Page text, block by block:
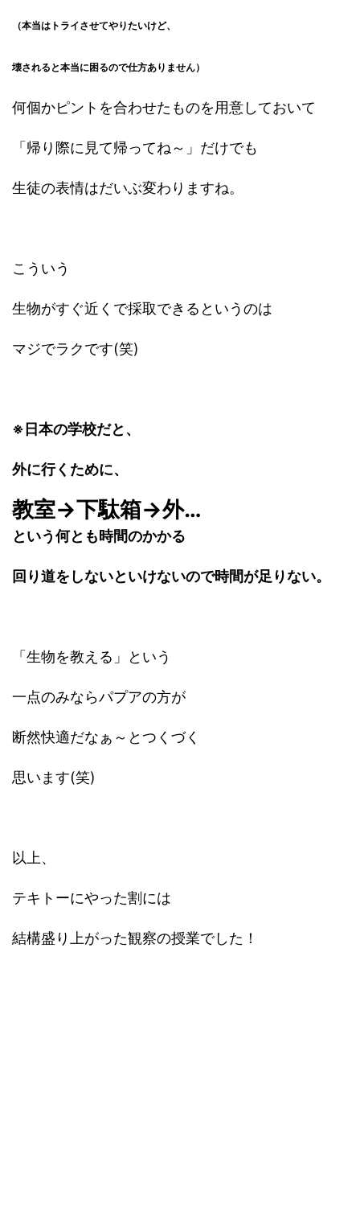
（本当はトライさせてやりたいけど、
壊されると本当に困るので仕方ありません）
何個かピントを合わせたものを用意しておいて
「帰り際に見て帰ってね～」だけでも
生徒の表情はだいぶ変わりますね。
こういう
生物がすぐ近くで採取できるというのは
マジでラクです(笑)
※日本の学校だと、
外に行くために、
教室→下駄箱→外…
という何とも時間のかかる
回り道をしないといけないので時間が足りない。
「生物を教える」という
一点のみならパプアの方が
断然快適だなぁ～とつくづく
思います(笑)
以上、
テキトーにやった割には
結構盛り上がった観察の授業でした！